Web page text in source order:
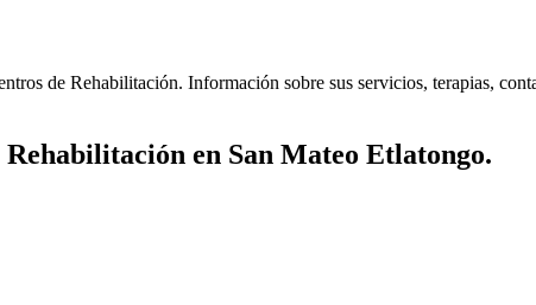
de Rehabilitación. Información sobre sus servicios, terapias,
en San Mateo Etlatongo.